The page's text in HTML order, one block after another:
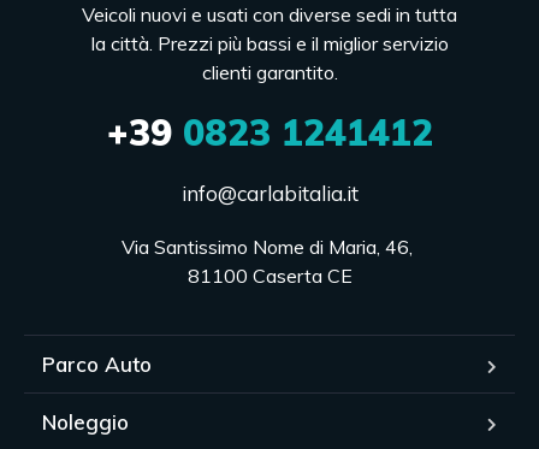
Veicoli nuovi e usati con diverse sedi in tutta
la città. Prezzi più bassi e il miglior servizio
clienti garantito.
+390823 1241412
info@carlabitalia.it
Via Santissimo Nome di Maria, 46,
81100 Caserta CE
Parco Auto
Noleggio